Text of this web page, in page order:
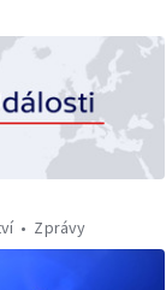
Zprávy